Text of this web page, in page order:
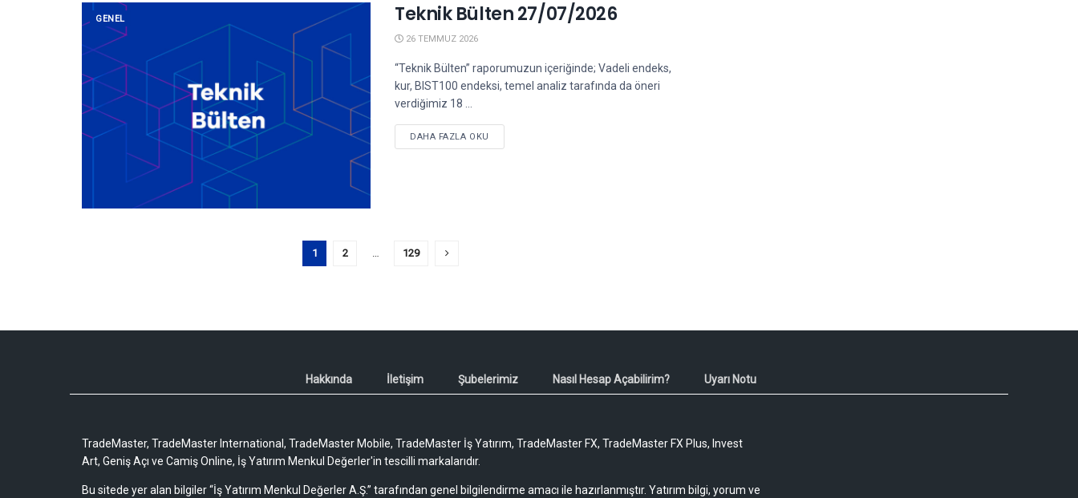
GENEL Teknik Bülten 27/07/2026
26 TEMMUZ 2026
“Teknik Bülten” raporumuzun içeriğinde; Vadeli endeks,
kur, BIST100 endeksi, temel analiz tarafında da öneri
verdiğimiz 18 ...
DAHA FAZLA OKU
1 2 129
Hakkında İletişim Şubelerimiz Nasıl Hesap Açabilirim? Uyarı Notu
TradeMaster, TradeMaster International, TradeMaster Mobile, TradeMaster İş Yatırım, TradeMaster FX, TradeMaster FX Plus, Invest
Art, Geniş Açı ve Camiş Online, İş Yatırım Menkul Değerler'in tescilli markalarıdır.
Bu sitede yer alan bilgiler “İş Yatırım Menkul Değerler A.Ş.” tarafından genel bilgilendirme amacı ile hazırlanmıştır. Yatırım bilgi, yorum ve